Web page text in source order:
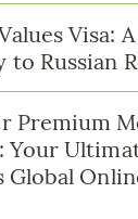
Visa:
to Russian
Premium
Your
Global